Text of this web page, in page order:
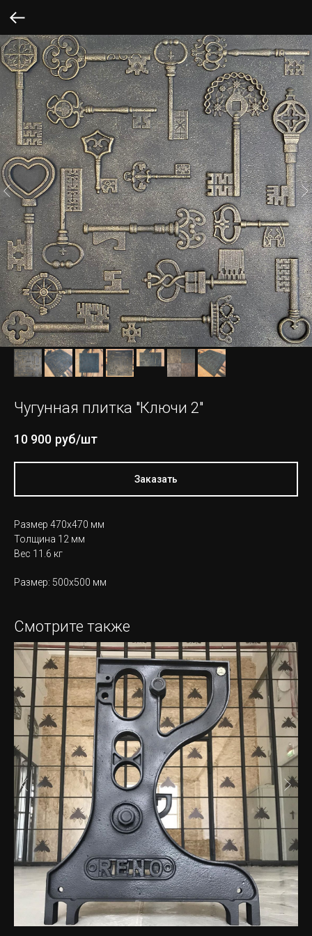
Чугунная плитка "Ключи 2"
10 900 руб/шт
Заказать
Размер 470х470 мм
Толщина 12 мм
Вес 11.6 кг
Размер: 500х500 мм
Смотрите также